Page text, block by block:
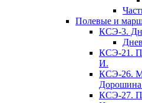
Полевые и
КСЭ-3.
КСЭ-21.
И.
КСЭ-26.
КСЭ-27.